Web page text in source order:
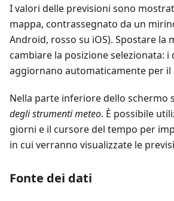
I valori delle previsioni sono
mappa, contrassegnato da un
Android, rosso su iOS). Spostare la
cambiare la posizione selezionata: i
aggiornano automaticamente per
Nella parte inferiore dello schermo
degli strumenti meteo. È possibile
giorni e il cursore del tempo per
in cui verranno visualizzate le
Fonte dei dati